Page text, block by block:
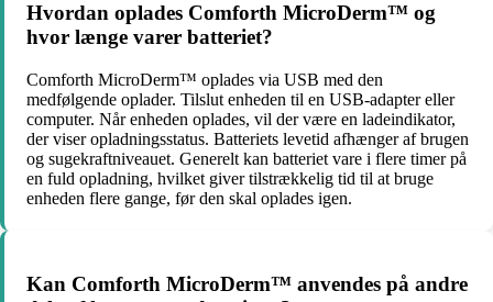
Hvordan oplades Comforth MicroDerm™ og
hvor længe varer batteriet?
Comforth MicroDerm™ oplades via USB med den
medfølgende oplader. Tilslut enheden til en USB-adapter eller
computer. Når enheden oplades, vil der være en ladeindikator,
der viser opladningsstatus. Batteriets levetid afhænger af brugen
og sugekraftniveauet. Generelt kan batteriet vare i flere timer på
en fuld opladning, hvilket giver tilstrækkelig tid til at bruge
enheden flere gange, før den skal oplades igen.
Kan Comforth MicroDerm™ anvendes på andre